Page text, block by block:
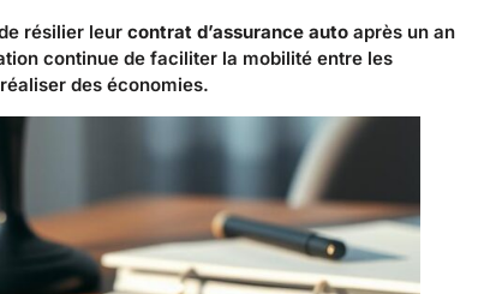
résilier leur contrat d’assurance auto après un an
continue de faciliter la mobilité entre les
des économies.